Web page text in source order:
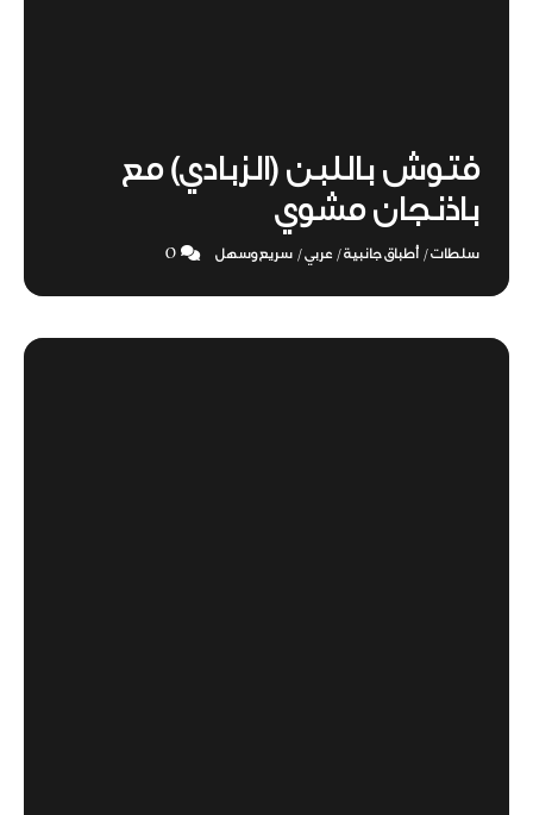
فتوش باللبن (الزبادي) مع
باذنجان مشوي
سلطات/ أطباق جانبية/ عربي/ سريع وسهل